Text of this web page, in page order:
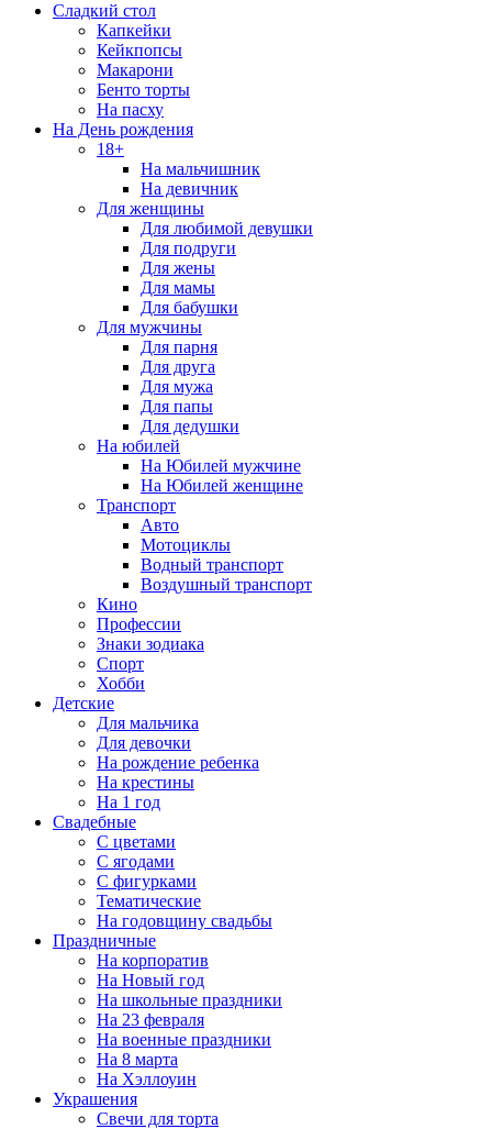
Сладкий стол
Капкейки
Кейкпопсы
Макарони
Бенто торты
На пасху
На День рождения
18+
На мальчишник
На девичник
Для женщины
Для любимой девушки
Для подруги
Для жены
Для мамы
Для бабушки
Для мужчины
Для парня
Для друга
Для мужа
Для папы
Для дедушки
На юбилей
На Юбилей мужчине
На Юбилей женщине
Транспорт
Авто
Мотоциклы
Водный транспорт
Воздушный транспорт
Кино
Профессии
Знаки зодиака
Спорт
Хобби
Детские
Для мальчика
Для девочки
На рождение ребенка
На крестины
На 1 год
Свадебные
С цветами
С ягодами
С фигурками
Тематические
На годовщину свадьбы
Праздничные
На корпоратив
На Новый год
На школьные праздники
На 23 февраля
На военные праздники
На 8 марта
На Хэллоуин
Украшения
Свечи для торта